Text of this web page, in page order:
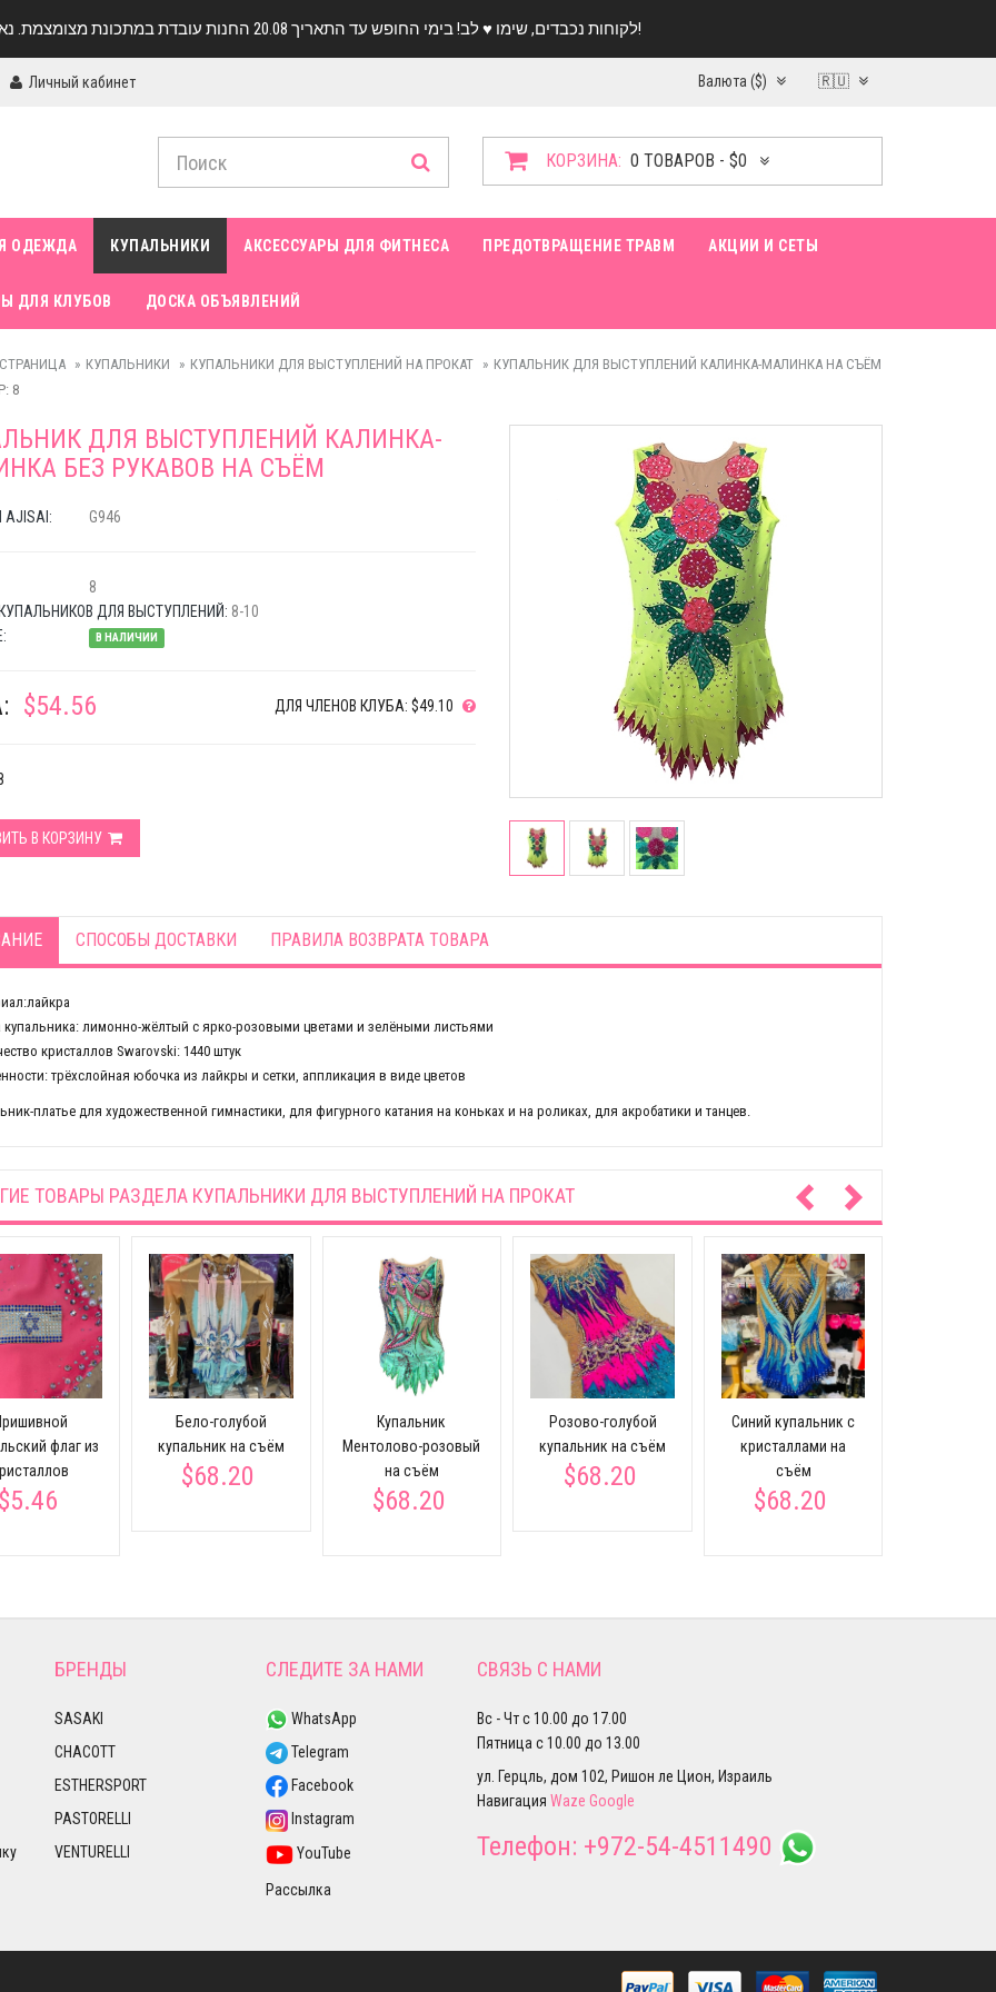
לקוחות נכבדים, שימו ♥️ לב! בימי החופש עד התאריך 20.08 החנות עובדת במתכונת מצומצמת. נא להתקשר לפני הגעה!
Личный кабинет Валюта ($) 🇷🇺
КОРЗИНА: 0 ТОВАРОВ - $0
ОДЕЖДА КУПАЛЬНИКИ АКСЕССУАРЫ ДЛЯ ФИТНЕСА ПРЕДОТВРАЩЕНИЕ ТРАВМ АКЦИИ И СЕТЫ
ДЛЯ КЛУБОВ ДОСКА ОБЪЯВЛЕНИЙ
КУПАЛЬНИКИ КУПАЛЬНИКИ ДЛЯ ВЫСТУПЛЕНИЙ НА ПРОКАТ
КУПАЛЬНИК ДЛЯ ВЫСТУПЛЕНИЙ КАЛИНКА-МАЛИНКА НА СЪЁМ
8
ДЛЯ ВЫСТУПЛЕНИЙ КАЛИНКА-
БЕЗ РУКАВОВ НА СЪЁМ
G946
8
ДЛЯ ВЫСТУПЛЕНИЙ: 8-10
В НАЛИЧИИ
$54.56 ДЛЯ ЧЛЕНОВ КЛУБА: $49.10
В КОРЗИНУ
СПОСОБЫ ДОСТАВКИ ПРАВИЛА ВОЗВРАТА ТОВАРА
купальника: лимонно-жёлтый с ярко-розовыми цветами и зелёными листьями
кристаллов Swarovski: 1440 штук
трёхслойная юбочка из лайкры и сетки, аппликация в виде цветов
платье для художественной гимнастики, для фигурного катания на коньках и на роликах, для акробатики и танцев.
ТОВАРЫ РАЗДЕЛА КУПАЛЬНИКИ ДЛЯ ВЫСТУПЛЕНИЙ НА ПРОКАТ
флаг из
$5.46
Бело-голубой
купальник на съём
$68.20
Купальник
Ментолово-розовый
на съём
$68.20
Розово-голубой
купальник на съём
$68.20
Cиний купальник с
кристаллами на
съём
$68.20
БРЕНДЫ
SASAKI
CHACOTT
ESTHERSPORT
PASTORELLI
VENTURELLI
СЛЕДИТЕ ЗА НАМИ
WhatsApp
Telegram
Facebook
Instagram
YouTube
Рассылка
СВЯЗЬ С НАМИ
Вс - Чт с 10.00 до 17.00
Пятница с 10.00 до 13.00
ул. Герцль, дом 102, Ришон ле Цион, Израиль
Навигация Waze Google
Телефон: +972-54-4511490